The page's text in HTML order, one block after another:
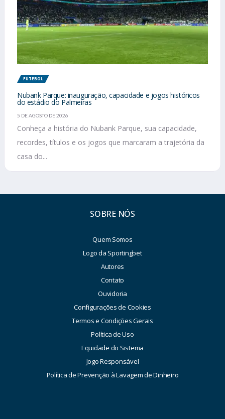
FUTEBOL
Nubank Parque: inauguração, capacidade e jogos históricos
do estádio do Palmeiras
5 DE AGOSTO DE 2026
Conheça a história do Nubank Parque, sua capacidade,
recordes, títulos e os jogos que marcaram a trajetória da
casa do...
SOBRE NÓS
Quem Somos
Logo da Sportingbet
Autores
Contato
Ouvidoria
Configurações de Cookies
Termos e Condições Gerais
Política de Uso
Equidade do Sistema
Jogo Responsável
Política de Prevenção à Lavagem de Dinheiro